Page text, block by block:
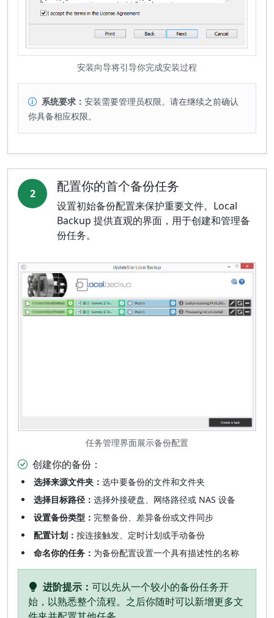
安装向导将引导你完成安装过程
系统要求： 安装需要管理员权限。请在继续之前确认
你具备相应权限。
2 配置你的首个备份任务
设置初始备份配置来保护重要文件。Local
Backup 提供直观的界面，用于创建和管理备
份任务。
任务管理界面展示备份配置
创建你的备份：
选择来源文件夹： 选中要备份的文件和文件夹
选择目标路径： 选择外接硬盘、网络路径或 NAS 设备
设置备份类型： 完整备份、差异备份或文件同步
配置计划： 按连接触发、定时计划或手动备份
命名你的任务： 为备份配置设置一个具有描述性的名称
进阶提示： 可以先从一个较小的备份任务开
始，以熟悉整个流程。之后你随时可以新增更多文